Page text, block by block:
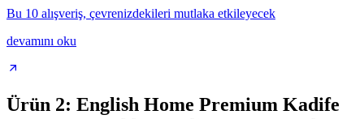
Bu 10 alışveriş, çevrenizdekileri mutlaka etkileyecek
devamını oku
Ürün 2: English Home Premium Kadife